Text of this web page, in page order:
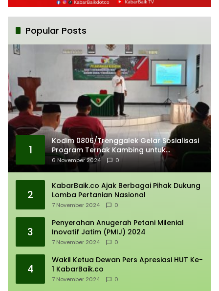
Popular Posts
1
Kodim 0806/Trenggalek Gelar Sosialisasi
Program Ternak Kambing untuk
Kemandirian Ekonomi
6 November 2024 0
2
KabarBaik.co Ajak Berbagai Pihak Dukung
Lomba Pertanian Nasional
7 November 2024 0
3
Penyerahan Anugerah Petani Milenial
Inovatif Jatim (PMIJ) 2024
7 November 2024 0
4
Wakil Ketua Dewan Pers Apresiasi HUT Ke-
1 KabarBaik.co
7 November 2024 0